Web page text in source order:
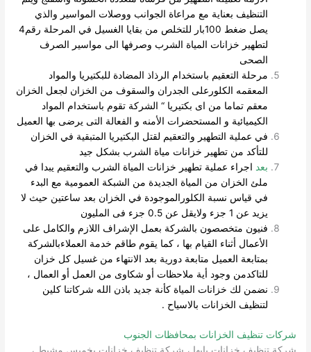
التنظيف بعناية مع مراعاة الجوانب ووصلات المواسير والذي
يصل ضغط 100بار للتخلص من بقايا الغسيل في المرحلة رقم4
لتطهير خزانات المياة الشرب وصرفها الى مواسير الصرف
الصحى
مرحلة التعقيم باستخدام الرذاذ المضادة للبكتيريا والمواد
المعقمه الكلورعلى الجدران والسقوف من الخزان لجعل الخزان
معقم تماما من اى بكتيريا “ الشركة تقوم باستخدام المواد
الكيميائية و المستحضرات الأمنه و الفعالة التى يرضى بها العميل
في عملية التطهير والتعقيم لقتل البكتيريا المتبقية في الخزان
للتأكد من تطهير خزانات مياة الشرب بشكل جيد
بعد اجراء عملية تطهير خزانات المياة الشرب والتعقيم يبدا في
ملئ الخزان من المياة الجديدة من الشبكة العمومية مع البدء
في قياس نسبة الكلورالموجودة في الخزان بعد ساعتين حيث لا
يزيد عن 1 جزء ولايقل عن 0.5 جزء فى المليون
فنيون متخصصون بالشركة بعمل الإشراف اللازم والكامل على
الأعمال أثناء القيام بها ، كما يقوم طاقم خدمة العملاءبالشركة
بمتابعة العميل متابعة دورية بعد الانتهاء من غسيل كل خزان
للتاكدمن وجود أية ملاحظات أو شكاوى من العمل أو العمال ،
نضمن لك خزانات المياة كأنة جديد باذن الله شركاتنا كلين
لتنظيف الخزانات بالاسياح .
شركات تنظيف الخزانات بمحافظات الجنوب
شركة تنظيف خزانات بابها ، شركة تنظيف خزانات بخميس مشيط ،